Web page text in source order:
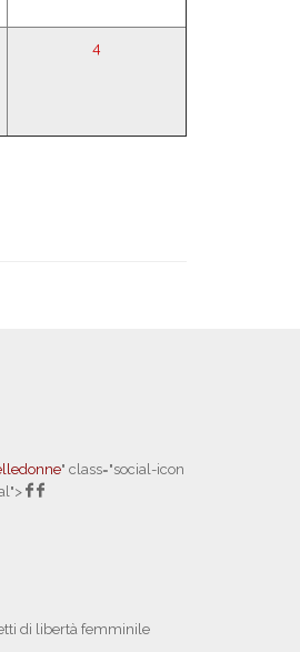
4
" class="social-icon
di libertà femminile